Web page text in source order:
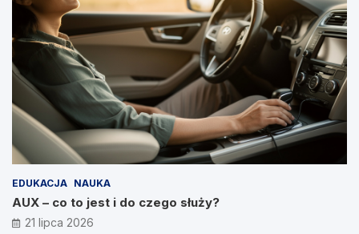
EDUKACJA NAUKA
AUX – co to jest i do czego służy?
21 lipca 2026